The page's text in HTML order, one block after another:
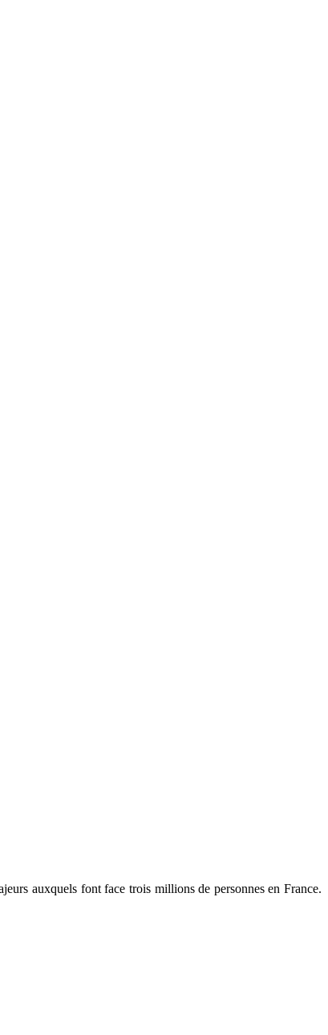
auxquels font face trois millions de personnes en France.